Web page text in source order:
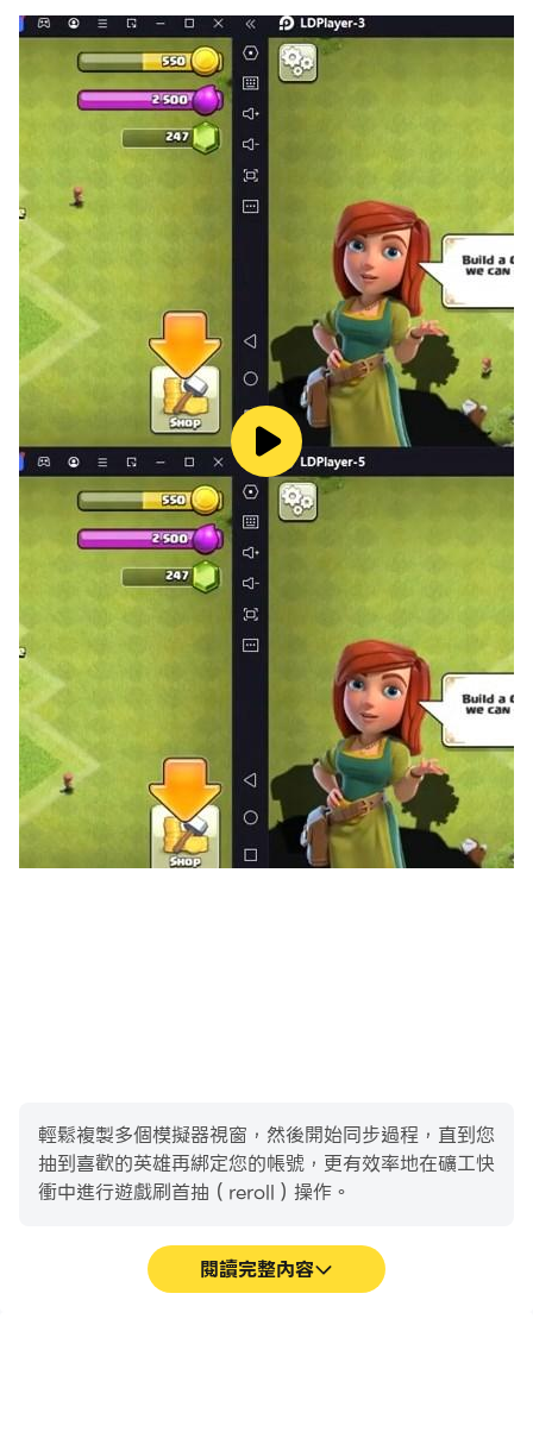
輕鬆複製多個模擬器視窗，然後開始同步過程，直到您
抽到喜歡的英雄再綁定您的帳號，更有效率地在礦工快
衝中進行遊戲刷首抽（reroll）操作。
閱讀完整內容